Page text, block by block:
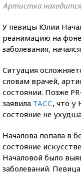
Артистка
У певицы Юлии
реанимацию на
заболевания,
Cитуация
словам врачей,
состоянии. Позже
заявила ТАСС, что у
состояние не
Началова попала в
состояние
Началовой было
заболеваний.